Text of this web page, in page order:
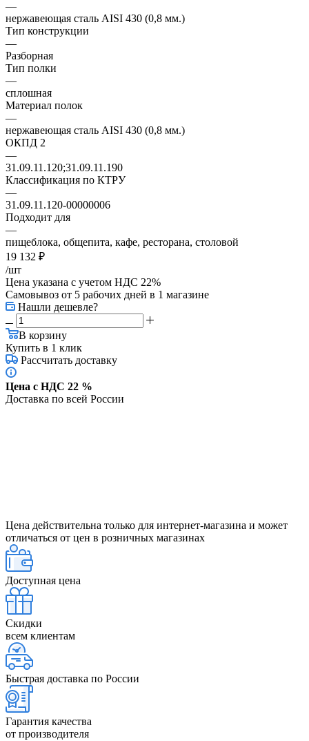
—
нержавеющая сталь AISI 430 (0,8 мм.)
Тип конструкции
—
Разборная
Тип полки
—
сплошная
Материал полок
—
нержавеющая сталь AISI 430 (0,8 мм.)
ОКПД 2
—
31.09.11.120;31.09.11.190
Классификация по КТРУ
—
31.09.11.120-00000006
Подходит для
—
пищеблока, общепита, кафе, ресторана, столовой
19 132 ₽
/шт
Цена указана с учетом НДС 22%
Самовывоз от 5 рабочих дней в 1 магазине
Нашли дешевле?
В корзину
Купить в 1 клик
Рассчитать доставку
Цена с НДС 22 %
Доставка по всей России
Цена действительна только для интернет-магазина и может
отличаться от цен в розничных магазинах
Доступная цена
Скидки
всем клиентам
Быстрая доставка по России
Гарантия качества
от производителя